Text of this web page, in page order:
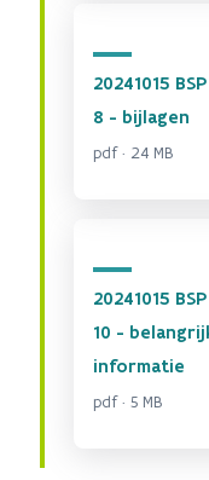
20241015
8 - bijlagen
pdf · 24 MB
20241015
10 -
informatie
pdf · 5 MB